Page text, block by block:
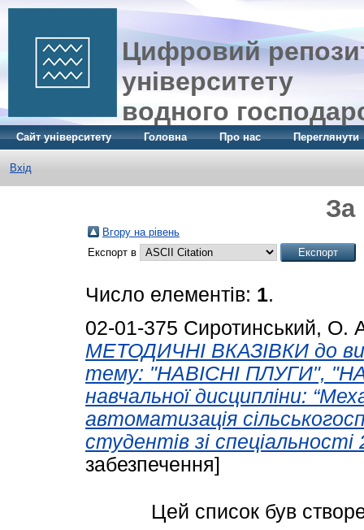
Цифровий
університету
водного
Сайт університету Головна Про нас Переглянути
Вхід
Вгору на рівень
Експорт в
Число елементів: 1.
02-01-375 Сиротинський, О.
МЕТОДИЧНІ ВКАЗІВКИ до
тему: "НАВІСНІ ПЛУГИ",
навчальної дисципліни:
автоматизація
студентів зі спеціальності
забезпечення]
Цей список був